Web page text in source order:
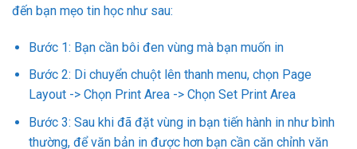
đến bạn mẹo tin học như sau:
Bước 1: Bạn cần bôi đen vùng mà bạn muốn in
Bước 2: Di chuyển chuột lên thanh menu, chọn Page
Layout -> Chọn Print Area -> Chọn Set Print Area
Bước 3: Sau khi đã đặt vùng in bạn tiến hành in như bình
thường, để văn bản in được hơn bạn cần căn chỉnh văn